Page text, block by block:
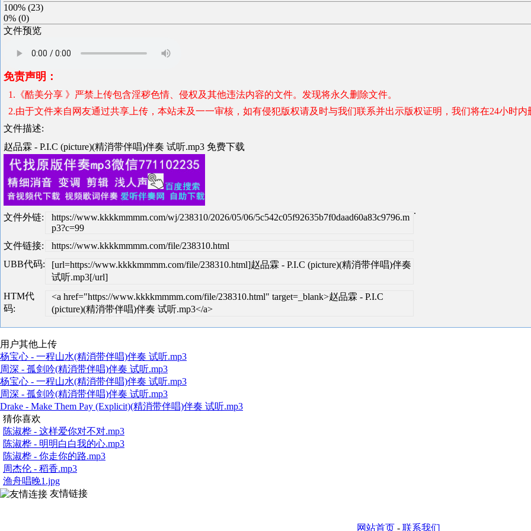
100% (23)
0% (0)
文件预览
免责声明：
1.《酷美分享 》严禁上传包含淫秽色情、侵权及其他违法内容的文件。发现将永久删除文件。
2.由于文件来自网友通过共享上传，本站未及一一审核，如有侵犯版权请及时与我们联系并出示版权证明，我们将在24小时内
文件描述:
赵品霖 - P.I.C (picture)(精消带伴唱)伴奏 试听.mp3 免费下载
文件外链:
https://www.kkkkmmmm.com/wj/238310/2026/05/06/5c542c05f92635b7f0daad60a83c9796.m
p3?c=99
文件链接:
https://www.kkkkmmmm.com/file/238310.html
UBB代码:
[url=https://www.kkkkmmmm.com/file/238310.html]赵品霖 - P.I.C (picture)(精消带伴唱)伴奏
试听.mp3[/url]
HTM代
码:
<a href="https://www.kkkkmmmm.com/file/238310.html" target=_blank>赵品霖 - P.I.C
(picture)(精消带伴唱)伴奏 试听.mp3</a>
.
用户其他上传
杨宝心 - 一程山水(精消带伴唱)伴奏 试听.mp3
周深 - 孤剑吟(精消带伴唱)伴奏 试听.mp3
杨宝心 - 一程山水(精消带伴唱)伴奏 试听.mp3
周深 - 孤剑吟(精消带伴唱)伴奏 试听.mp3
Drake - Make Them Pay (Explicit)(精消带伴唱)伴奏 试听.mp3
猜你喜欢
陈淑桦 - 这样爱你对不对.mp3
陈淑桦 - 明明白白我的心.mp3
陈淑桦 - 你走你的路.mp3
周杰伦 - 稻香.mp3
渔舟唱晚1.jpg
友情链接
网站首页- 联系我们